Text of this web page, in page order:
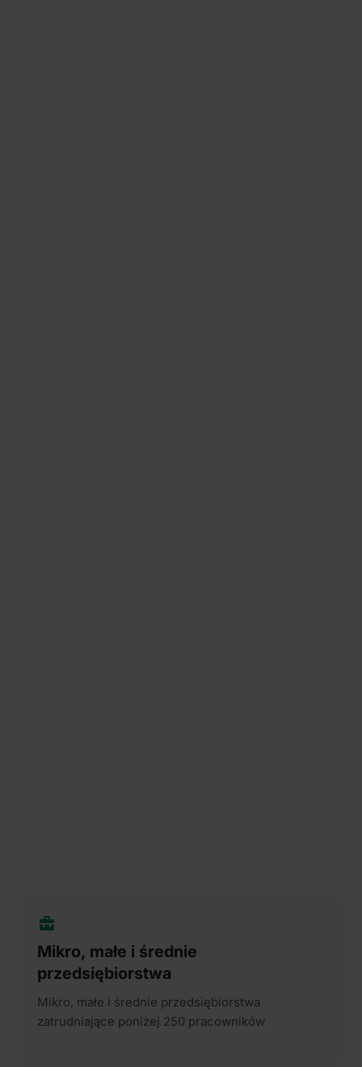
Mikro, małe i średnie
przedsiębiorstwa
Mikro, małe i średnie przedsiębiorstwa
zatrudniające poniżej 250 pracowników